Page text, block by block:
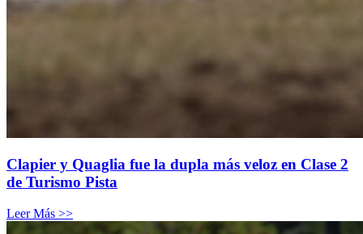
Clapier y Quaglia fue la dupla más veloz en Clase 2
de Turismo Pista
Leer Más >>